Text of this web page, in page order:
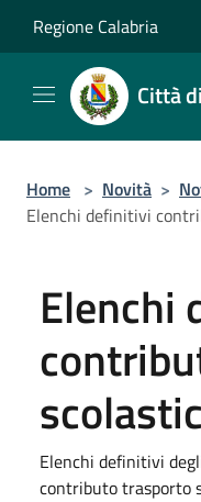
Regione Calabria
Città
Home > Novità >
Elenchi definitivi
Elenchi
Elenchi definitivi
contributo trasporto